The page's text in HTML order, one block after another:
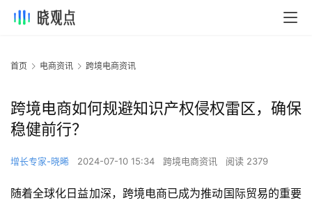
首页 电商资讯 跨境电商资讯
跨境电商如何规避知识产权侵权雷区，确保
稳健前行？
增长专家-晓晞 2024-07-10 15:34 跨境电商资讯 阅读 2379
随着全球化日益加深，跨境电商已成为推动国际贸易的重要